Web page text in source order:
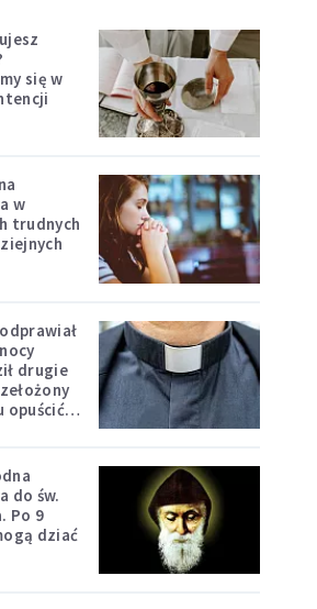
się w
w
trudnych
drugie
opuścić
do św.
Po 9
dziać